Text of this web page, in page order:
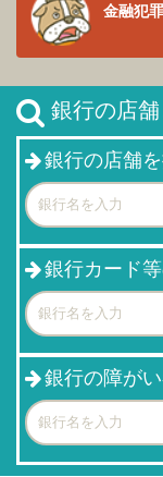
金融犯
銀行の店
銀行の店舗
銀行カード
銀行の障が